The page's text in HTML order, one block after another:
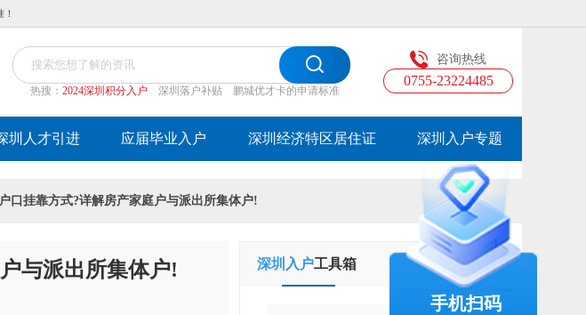
热搜： 2024深圳积分入户 深圳落户补贴 鹏城优才卡的申请标准
咨询热线
0755-23224485
圳人才引进 应届毕业入户 深圳经济特区居住证 深圳入户专题
口挂靠方式?详解房产家庭户与派出所集体户!
与派出所集体户! 深圳入户工具箱 学历提升 工具箱
手机扫码